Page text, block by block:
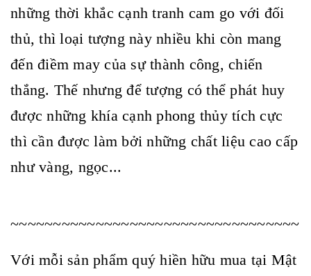
những thời khắc cạnh tranh cam go với đối
thủ, thì loại tượng này nhiều khi còn mang
đến điềm may của sự thành công, chiến
thắng. Thế nhưng để tượng có thể phát huy
được những khía cạnh phong thủy tích cực
thì cần được làm bởi những chất liệu cao cấp
như vàng, ngọc...
~~~~~~~~~~~~~~~~~~~~~~~~~~~~~~~~~~
Với mỗi sản phẩm quý hiền hữu mua tại Mật